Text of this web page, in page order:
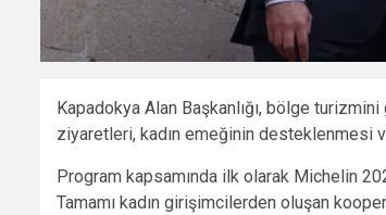
Kapadokya Alan Başkanlığı, bölge
ziyaretleri, kadın emeğinin desteklenmesi
Program kapsamında ilk olarak Michelin
Tamamı kadın girişimcilerden oluşan